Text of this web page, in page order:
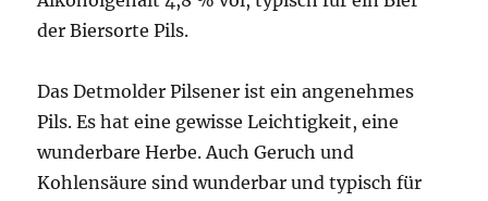
der Biersorte Pils.
Das Detmolder Pilsener ist ein angenehmes
Pils. Es hat eine gewisse Leichtigkeit, eine
wunderbare Herbe. Auch Geruch und
Kohlensäure sind wunderbar und typisch für